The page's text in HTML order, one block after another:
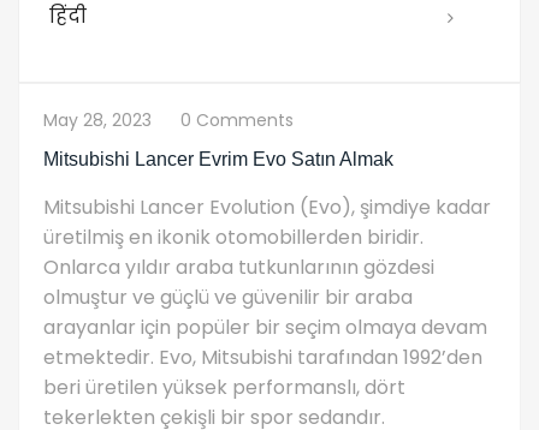
हिंदी
May 28, 2023 0 Comments
Mitsubishi Lancer Evrim Evo Satın Almak
Mitsubishi Lancer Evolution (Evo), şimdiye kadar
üretilmiş en ikonik otomobillerden biridir.
Onlarca yıldır araba tutkunlarının gözdesi
olmuştur ve güçlü ve güvenilir bir araba
arayanlar için popüler bir seçim olmaya devam
etmektedir. Evo, Mitsubishi tarafından 1992’den
beri üretilen yüksek performanslı, dört
tekerlekten çekişli bir spor sedandır.